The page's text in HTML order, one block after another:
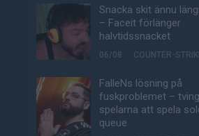
Snacka skit ännu
– Faceit förlänger
halvtidssnacket
06/08 COUNTER-
FalleNs lösning på
fuskproblemet –
spelarna att spela
queue